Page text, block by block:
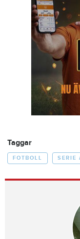
Taggar
FOTBOLL SERIE